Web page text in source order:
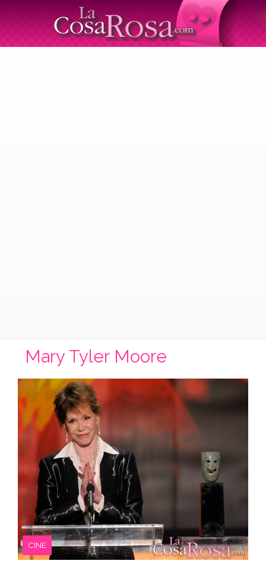
Mary Tyler Moore
CINE